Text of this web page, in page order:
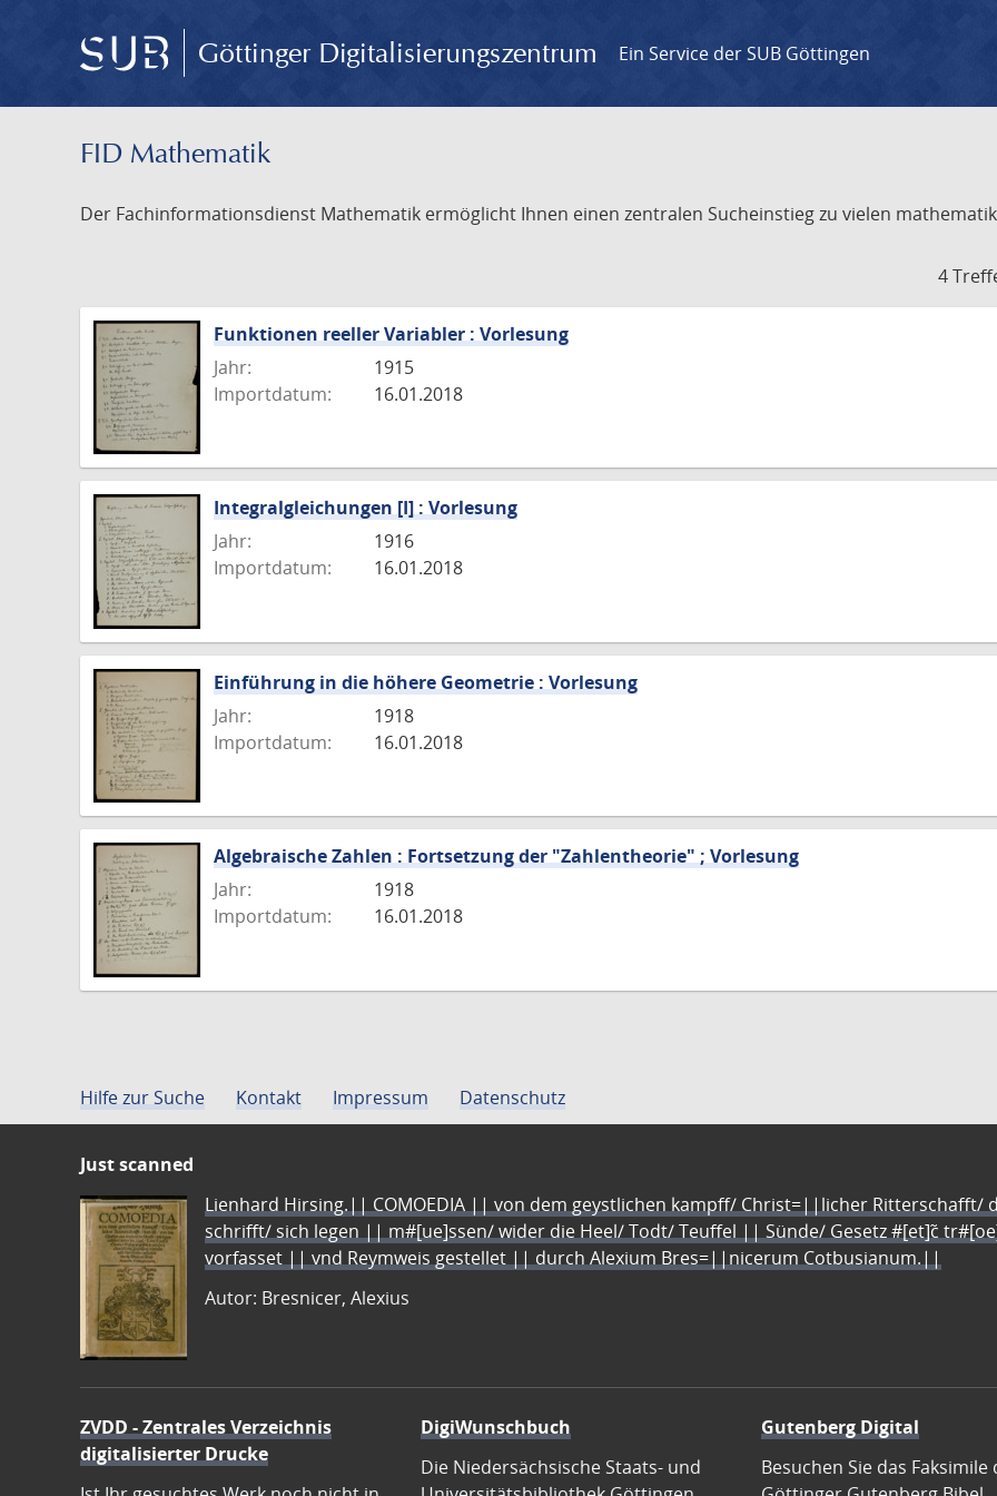
Göttinger Digitalisierungszentrum Ein Service der SUB Göttingen
FID Mathematik
Der Fachinformationsdienst Mathematik ermöglicht Ihnen einen zentralen Sucheinstieg zu vielen
4
Funktionen reeller Variabler : Vorlesung
Jahr:
1915
Importdatum:
16.01.2018
Integralgleichungen [I] : Vorlesung
Jahr:
1916
Importdatum:
16.01.2018
Einführung in die höhere Geometrie : Vorlesung
Jahr:
1918
Importdatum:
16.01.2018
Algebraische Zahlen : Fortsetzung der "Zahlentheorie" ; Vorlesung
Jahr:
1918
Importdatum:
16.01.2018
Hilfe zur Suche Kontakt Impressum Datenschutz
Just scanned
Lienhard Hirsing.|| COMOEDIA || von dem geystlichen kampff/ Christ=||licher Ritterschafft/
schrifft/ sich legen || m#[ue]ssen/ wider die Heel/ Todt/ Teuffel || Sünde/ Gesetz #[et]c̃
vorfasset || vnd Reymweis gestellet || durch Alexium Bres=||nicerum Cotbusianum.||
Autor: Bresnicer, Alexius
ZVDD - Zentrales Verzeichnis
digitalisierter Drucke
DigiWunschbuch
Die Niedersächsische Staats- und
Gutenberg Digital
Besuchen Sie das Faksimile